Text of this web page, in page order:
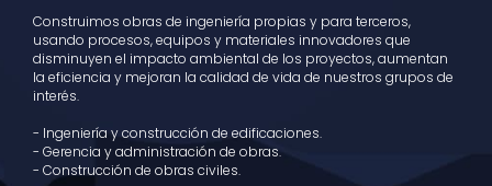
Construimos obras de ingeniería propias y para terceros,
usando procesos, equipos y materiales innovadores que
disminuyen el impacto ambiental de los proyectos, aumentan
la eficiencia y mejoran la calidad de vida de nuestros grupos de
interés.
- Ingeniería y construcción de edificaciones.
- Gerencia y administración de obras.
- Construcción de obras civiles.